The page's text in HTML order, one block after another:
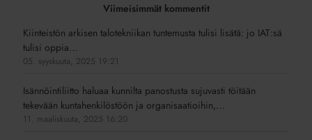
Viimeisimmät kommentit
Kiinteistön arkisen talotekniikan tuntemusta tulisi lisätä: jo IAT:sä
tulisi oppia…
05. syyskuuta, 2025 19:21
Isännöintiliitto haluaa kunnilta panostusta sujuvasti töitään
tekevään kuntahenkilöstöön ja organisaatioihin,…
11. maaliskuuta, 2025 16:20